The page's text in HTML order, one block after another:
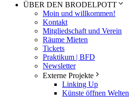
ÜBER DEN BRODELPOTT
Moin und willkommen!
Kontakt
Mitgliedschaft und Verein
Räume Mieten
Tickets
Praktikum | BFD
Newsletter
Externe Projekte
Linking Up
Künste öffnen Welten